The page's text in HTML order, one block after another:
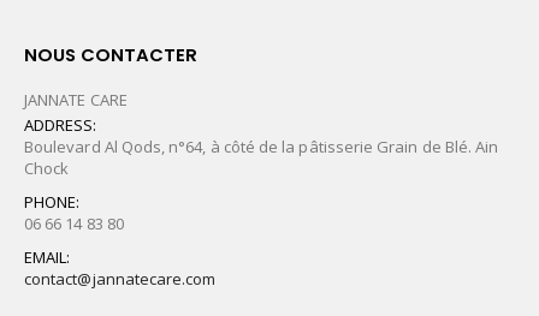
NOUS CONTACTER
JANNATE CARE
ADDRESS:
Boulevard Al Qods, n°64, à côté de la pâtisserie Grain de Blé. Ain
Chock
PHONE:
06 66 14 83 80
EMAIL:
contact@jannatecare.com